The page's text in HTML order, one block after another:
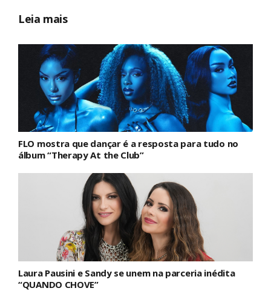
Leia mais
FLO mostra que dançar é a resposta para tudo no
álbum “Therapy At the Club”
Laura Pausini e Sandy se unem na parceria inédita
“QUANDO CHOVE”